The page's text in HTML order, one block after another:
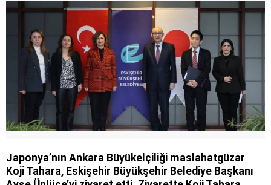
Japonya’nın Ankara Büyükelçiliği maslahatgüzar
Koji Tahara, Eskişehir Büyükşehir Belediye Başkanı